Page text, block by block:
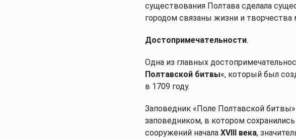
существования Полтава сделала
городом связаны жизни и творчества
Достопримечательности.
Одна из главных
Полтавской битвы«, который был
в 1709 году.
Заповедник «Поле Полтавской
заповедником, в котором
сооружений начала XVIII века,